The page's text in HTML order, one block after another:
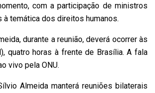
com a participação de ministros
à temática dos direitos humanos.
durante a reunião, deverá ocorrer às
quatro horas à frente de Brasília. A fala
vivo pela ONU.
Almeida manterá reuniões bilaterais